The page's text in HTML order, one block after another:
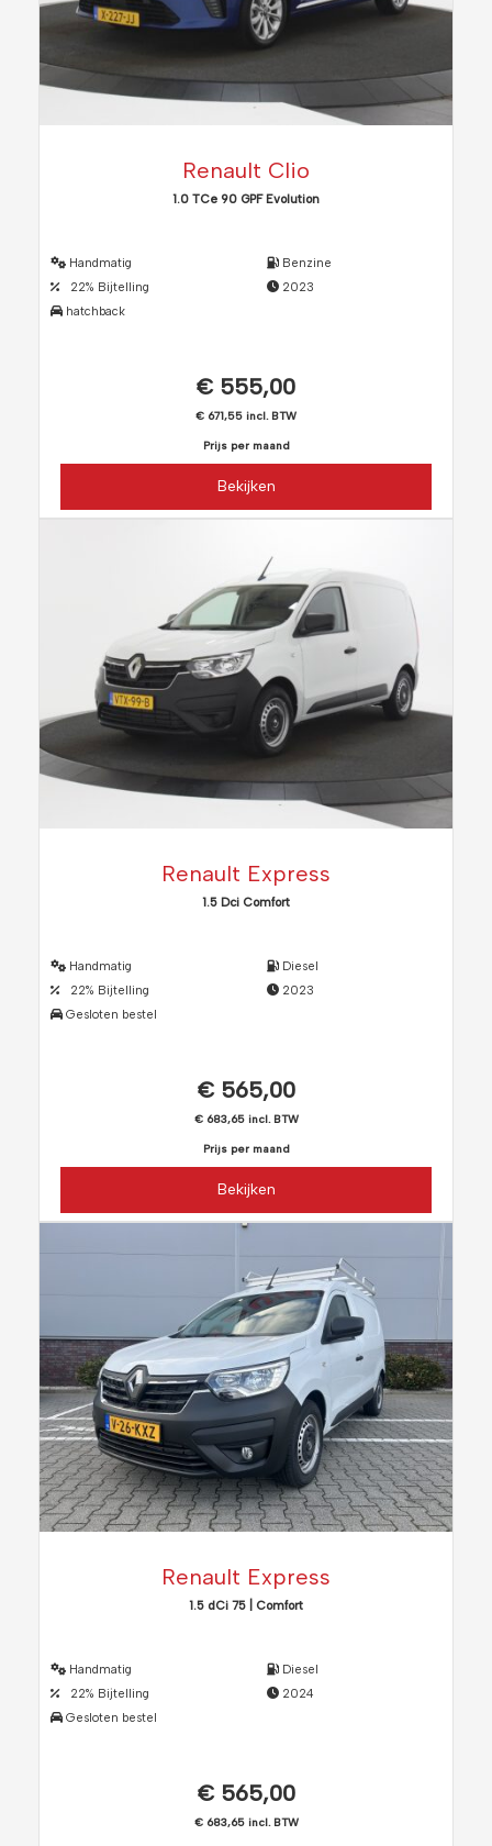
Renault Clio
1.0 TCe 90 GPF Evolution
Handmatig
22% Bijtelling
hatchback
Benzine
2023
€ 555,00
€ 671,55 incl. BTW
Prijs per maand
Bekijken
Renault Express
1.5 Dci Comfort
Handmatig
22% Bijtelling
Gesloten bestel
Diesel
2023
€ 565,00
€ 683,65 incl. BTW
Prijs per maand
Bekijken
Renault Express
1.5 dCi 75 | Comfort
Handmatig
22% Bijtelling
Gesloten bestel
Diesel
2024
€ 565,00
€ 683,65 incl. BTW